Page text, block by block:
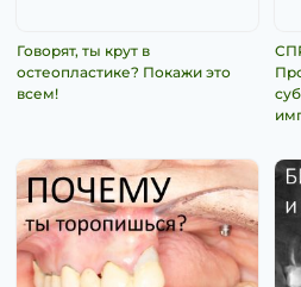
Говорят, ты крут в
остеопластике? Покажи это
всем!